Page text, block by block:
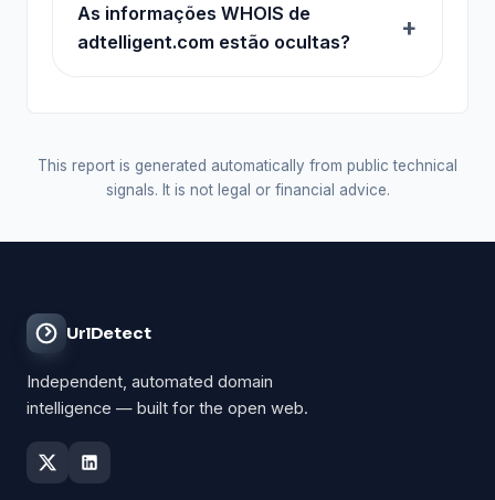
As informações WHOIS de
adtelligent.com estão ocultas?
This report is generated automatically from public technical
signals. It is not legal or financial advice.
UrlDetect
Independent, automated domain
intelligence — built for the open web.